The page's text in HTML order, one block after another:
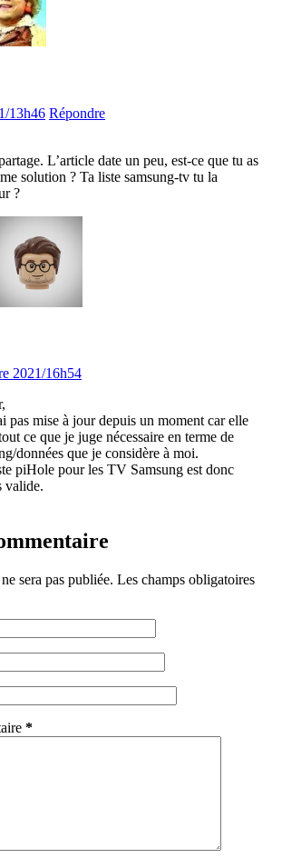
13h46 Répondre
L’article date un peu, est-ce que tu as
solution ? Ta liste samsung-tv tu la
?
2021/16h54
pas mise à jour depuis un moment car elle
ce que je juge nécessaire en terme de
données que je considère à moi.
piHole pour les TV Samsung est donc
valide.
sera pas publiée. Les champs obligatoires
*